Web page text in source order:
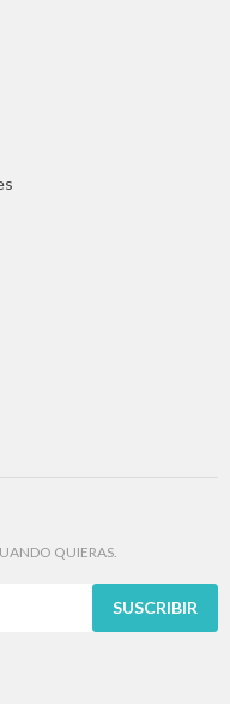
QUIERAS.
SUSCRIBIR